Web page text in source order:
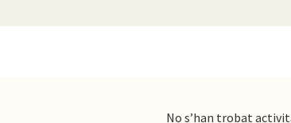
No s’han trobat